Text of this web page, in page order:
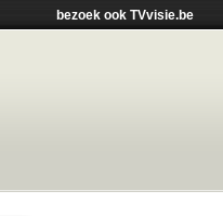
bezoek ook TVvisie.be